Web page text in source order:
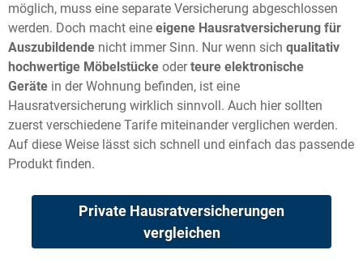
möglich, muss eine separate Versicherung abgeschlossen
werden. Doch macht eine eigene Hausratversicherung für
Auszubildende nicht immer Sinn. Nur wenn sich qualitativ
hochwertige Möbelstücke oderteure elektronische
Geräte in der Wohnung befinden, ist eine
Hausratversicherung wirklich sinnvoll. Auch hier sollten
zuerst verschiedene Tarife miteinander verglichen werden.
Auf diese Weise lässt sich schnell und einfach das passende
Produkt finden.
Private Hausratversicherungen
vergleichen